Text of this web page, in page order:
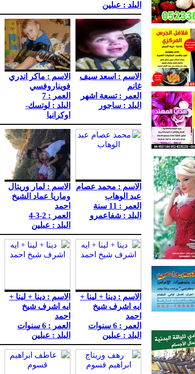
البلد : عبلين
الاسم : اسعد سيف
غانم
العمر : تسعة اشهر
البلد : ساجور
الاسم : ماكر اندري
فويناروفسي
العمر : 7
البلد : لوتسك-
اوكرانيا
الاسم : محمد عصام
عبد الوهاب
العمر : 11 سنة
البلد : شفاعمرو
الاسم : لمار وريتال
وماريا عماد الشيخ
احمد
العمر : 2-3-4
البلد : عبلين
الاسم : دينا + لينا +
ايه اشرف شيخ
احمد
العمر : 6 سنوات
البلد : عبلين
الاسم : دينا + لينا +
ايه اشرف شيخ
احمد
العمر : 6 سنوات
البلد : عبلين